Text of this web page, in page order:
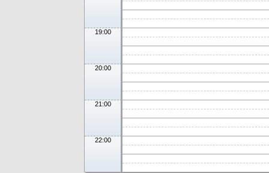
19:00
20:00
21:00
22:00